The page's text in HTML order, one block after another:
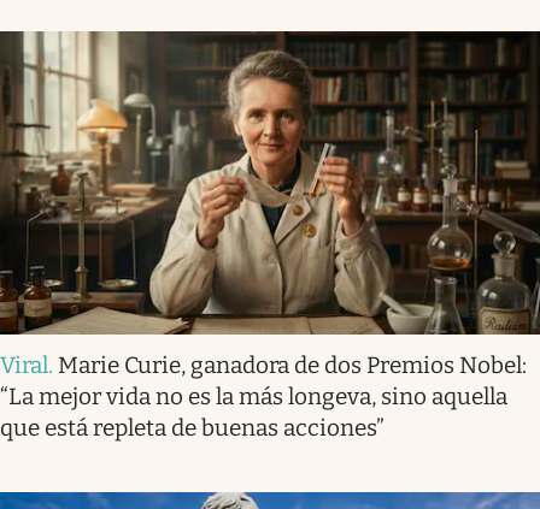
Viral. Marie Curie, ganadora de dos Premios Nobel:
“La mejor vida no es la más longeva, sino aquella
que está repleta de buenas acciones”